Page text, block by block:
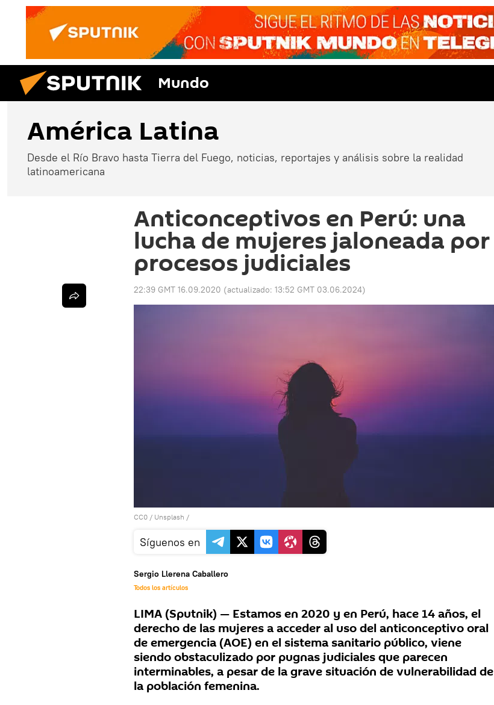
Mundo
América Latina
Desde el Río Bravo hasta Tierra del Fuego, noticias, reportajes y análisis sobre la realidad
latinoamericana
Anticonceptivos en Perú: una
lucha de mujeres jaloneada por
procesos judiciales
22:39 GMT 16.09.2020 (actualizado: 13:52 GMT 03.06.2024)
CC0 / Unsplash /
Síguenos en
Sergio Llerena Caballero
Todos los artículos
LIMA (Sputnik) — Estamos en 2020 y en Perú, hace 14 años, el
derecho de las mujeres a acceder al uso del anticonceptivo oral
de emergencia (AOE) en el sistema sanitario público, viene
siendo obstaculizado por pugnas judiciales que parecen
interminables, a pesar de la grave situación de vulnerabilidad de
la población femenina.